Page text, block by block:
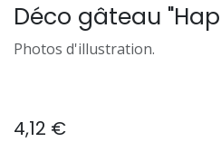
Déco gâteau
Photos d'illustration.
4,12 €